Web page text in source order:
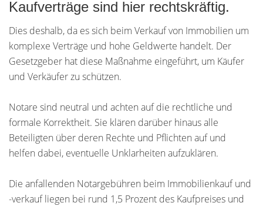
Kaufverträge sind hier rechtskräftig.
Dies deshalb, da es sich beim Verkauf von Immobilien um
komplexe Verträge und hohe Geldwerte handelt. Der
Gesetzgeber hat diese Maßnahme eingeführt, um Käufer
und Verkäufer zu schützen.
Notare sind neutral und achten auf die rechtliche und
formale Korrektheit. Sie klären darüber hinaus alle
Beteiligten über deren Rechte und Pflichten auf und
helfen dabei, eventuelle Unklarheiten aufzuklären.
Die anfallenden Notargebühren beim Immobilienkauf und
-verkauf liegen bei rund 1,5 Prozent des Kaufpreises und